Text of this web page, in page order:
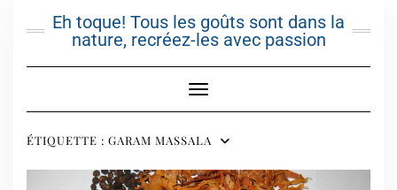
Eh toque! Tous les goûts sont dans la
nature, recréez-les avec passion
Toggle Navigation
ÉTIQUETTE : GARAM MASSALA